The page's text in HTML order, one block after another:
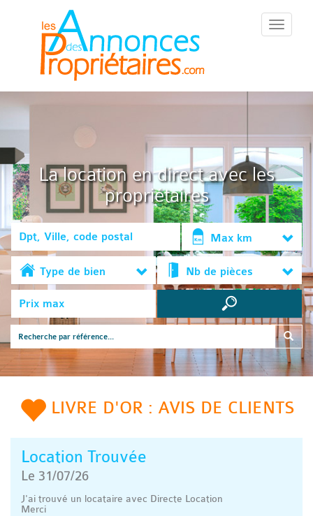
::Menu::
La location en direct avec les
propriétaires
Max km
Type de bien Nb de pièces
LIVRE D'OR : AVIS DE CLIENTS
Location Trouvée
Le 31/07/26
J'ai trouvé un locataire avec Directe Location
Merci